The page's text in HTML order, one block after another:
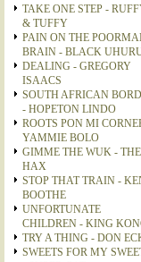
TAKE ONE STEP -
& TUFFY
PAIN ON THE
BRAIN - BLACK
DEALING - GREGORY
ISAACS
SOUTH AFRICAN
- HOPETON LINDO
ROOTS PON MI
YAMMIE BOLO
GIMME THE WUK - THE
HAX
STOP THAT TRAIN -
BOOTHE
UNFORTUNATE
CHILDREN - KING
TRY A THING - DON
SWEETS FOR MY